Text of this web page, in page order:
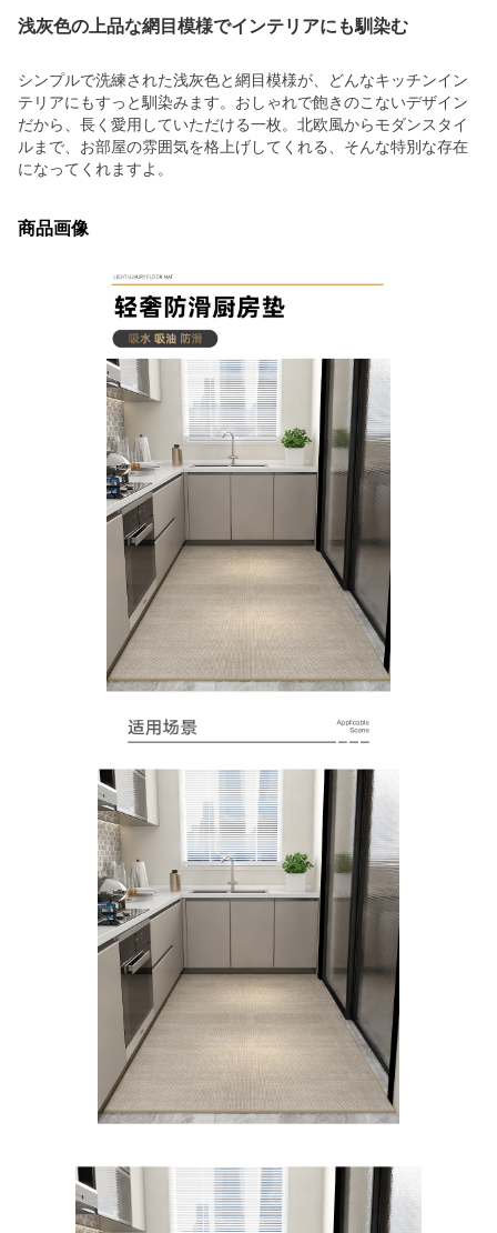
浅灰色の上品な網目模様でインテリアにも馴染む
シンプルで洗練された浅灰色と網目模様が、どんなキッチンイン
テリアにもすっと馴染みます。おしゃれで飽きのこないデザイン
だから、長く愛用していただける一枚。北欧風からモダンスタイ
ルまで、お部屋の雰囲気を格上げしてくれる、そんな特別な存在
になってくれますよ。
商品画像